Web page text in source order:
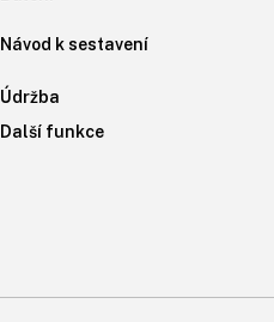
Návod k sestavení
Údržba
Další funkce